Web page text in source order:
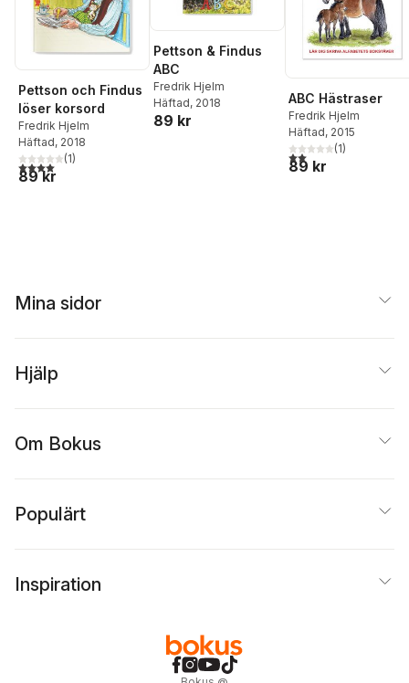
Pettson och Findus
löser korsord
Fredrik Hjelm
Häftad, 2018
4,0utav 5 stjärnor. Totalt antal röster:
(1)
89 kr
Pettson & Findus
ABC
Fredrik Hjelm
Häftad, 2018
89 kr
ABC Hästraser
Fredrik Hjelm
Häftad, 2015
2,0utav 5 stjärnor.
(1)
89 kr
Mina sidor
Hjälp
Om Bokus
Populärt
Inspiration